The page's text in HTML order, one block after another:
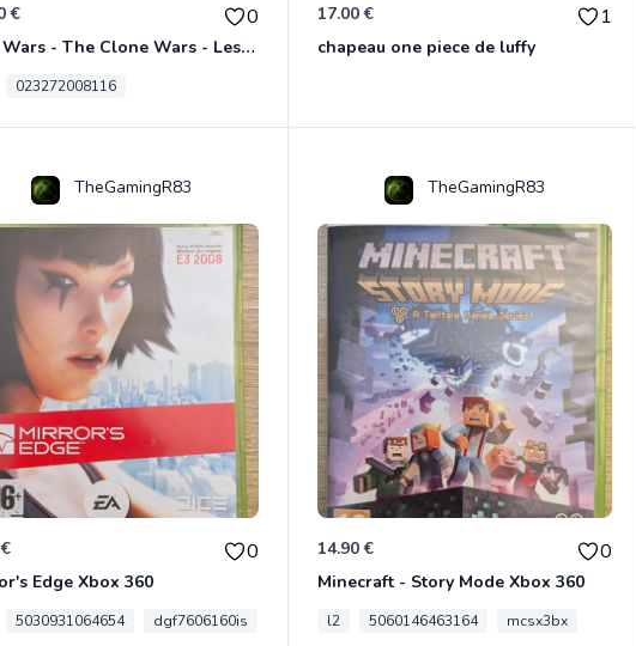
€ 0
Star Wars - The Clone Wars - Les Héros De La République Xbox 360
023272008116
17.00 € 1
chapeau one piece de luffy
TheGamingR83
0
Edge Xbox 360
5030931064654 dgf7606160is
TheGamingR83
14.90 € 0
Minecraft - Story Mode Xbox 360
l2 5060146463164 mcsx3bx